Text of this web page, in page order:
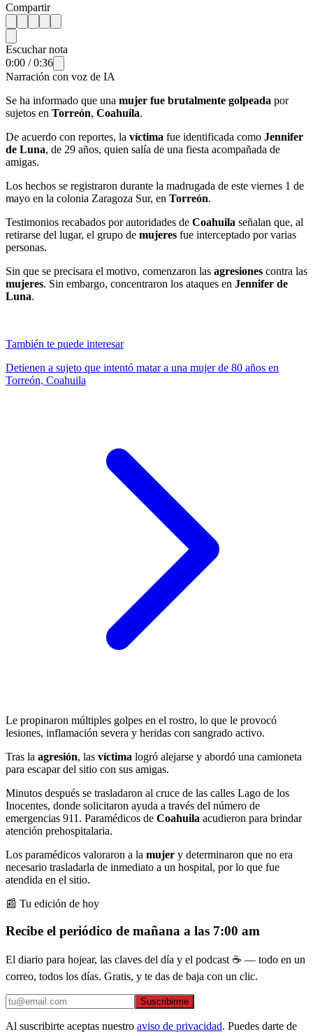
Compartir
Escuchar nota
0:00 /0:36
Narración con voz de IA
Se ha informado que una mujer fue brutalmente golpeada por
sujetos en Torreón, Coahuila.
De acuerdo con reportes, la víctima fue identificada como Jennifer
de Luna, de 29 años, quien salía de una fiesta acompañada de
amigas.
Los hechos se registraron durante la madrugada de este viernes 1 de
mayo en la colonia Zaragoza Sur, en Torreón.
Testimonios recabados por autoridades de Coahuila señalan que, al
retirarse del lugar, el grupo de mujeres fue interceptado por varias
personas.
Sin que se precisara el motivo, comenzaron las agresiones contra las
mujeres. Sin embargo, concentraron los ataques en Jennifer de
Luna.
También te puede interesar
Detienen a sujeto que intentó matar a una mujer de 80 años en
Torreón, Coahuila
Le propinaron múltiples golpes en el rostro, lo que le provocó
lesiones, inflamación severa y heridas con sangrado activo.
Tras la agresión, las víctima logró alejarse y abordó una camioneta
para escapar del sitio con sus amigas.
Minutos después se trasladaron al cruce de las calles Lago de los
Inocentes, donde solicitaron ayuda a través del número de
emergencias 911. Paramédicos de Coahuila acudieron para brindar
atención prehospitalaria.
Los paramédicos valoraron a la mujer y determinaron que no era
necesario trasladarla de inmediato a un hospital, por lo que fue
atendida en el sitio.
📰 Tu edición de hoy
Recibe el periódico de mañana a las 7:00 am
El diario para hojear, las claves del día y el podcast ☕ — todo en un
correo, todos los días. Gratis, y te das de baja con un clic.
Suscribirme
Al suscribirte aceptas nuestro aviso de privacidad. Puedes darte de